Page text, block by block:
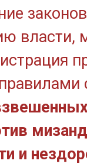
власти,
и